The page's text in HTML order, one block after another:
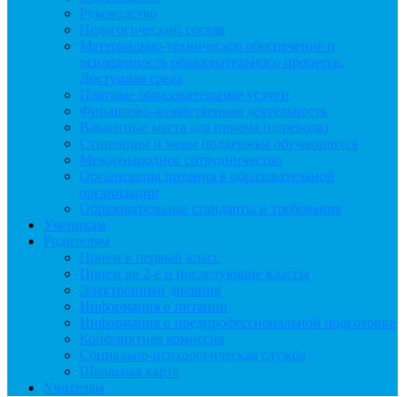
Руководство
Педагогический состав
Материально-техническое обеспечение и
оснащенность образовательного процесса.
Доступная среда
Платные образовательные услуги
Финансово-хозяйственная деятельность
Вакантные места для приема (перевода)
Стипендии и меры поддержки обучающихся
Международное сотрудничество
Организация питания в образовательной
организации
Образовательные стандарты и требования
Ученикам
Родителям
Прием в первый класс
Прием во 2-е и последующие классы
Электронный дневник
Информация о питании
Информация о предпрофессиональной подготовке
Конфликтная комиссия
Социально-психологическая служба
Школьная карта
Учителям